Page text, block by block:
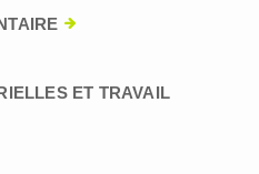
ET TRAVAIL